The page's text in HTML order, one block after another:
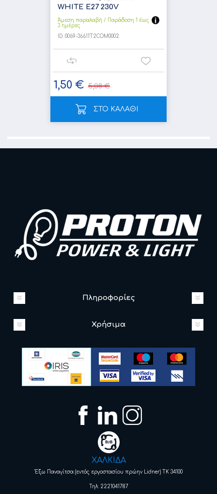
WHITE E27 230V
Άμεση παραλαβή / Παράδoση 1 έως
3 ημέρες
ID: 0069-36611T2COM0002
1,50 € 5,08 €
ΣΤΟ ΚΑΛΑΘΙ
Πληροφορίες
Χρήσιμα
ΧΑΛΚΙΔΑ
Έξω Παναγίτσα (εντός εργοστασίου πρώην Lidner) ΤΚ 34100
Τηλ: 2221041787